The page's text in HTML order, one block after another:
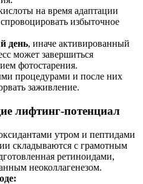
на время адаптации
избыточное
день, иначе активированный
может завершиться
фотостарения.
процедурами и после них
заживление.
лифтинг‑потенциал
утром и пептидами
складываются с грамотным
ретиноидами,
неоколлагенезом.